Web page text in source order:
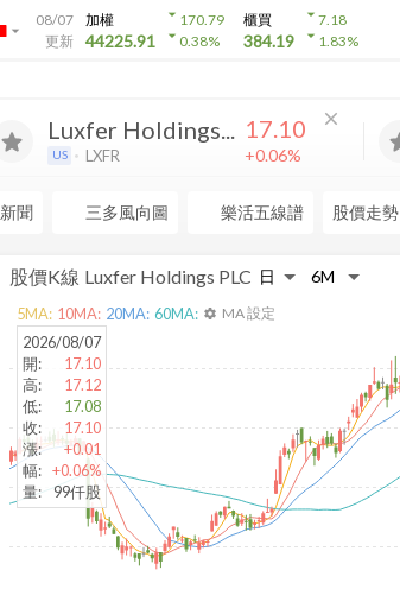
arrow_drop_down
08/07
更新
加權
44225.91
arrow_drop_down170.79
arrow_drop_down0.38%
櫃買
384.19
arrow_drop_down7.18
arrow_drop_down1.83%
Luxfer Holdings...
US LXFR
17.10
+0.06%
close
新聞 三多風向圖 樂活五線譜 股價走勢
股價K線 Luxfer Holdings PLC
2026/08/07
開:
17.10
高:
17.12
低:
17.08
收:
17.10
漲:
+0.01
幅: +0.06%
量: 99仟股
5MA: 10MA: 20MA: 60MA: settings MA 設定